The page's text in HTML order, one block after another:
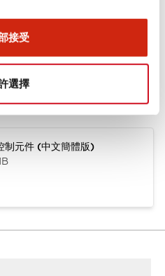
接受
選擇
元件 (中文簡體版)